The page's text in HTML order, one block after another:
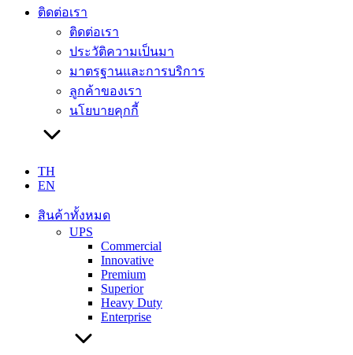
ติดต่อเรา
ติดต่อเรา
ประวัติความเป็นมา
มาตรฐานและการบริการ
ลูกค้าของเรา
นโยบายคุกกี้
TH
EN
สินค้าทั้งหมด
UPS
Commercial
Innovative
Premium
Superior
Heavy Duty
Enterprise